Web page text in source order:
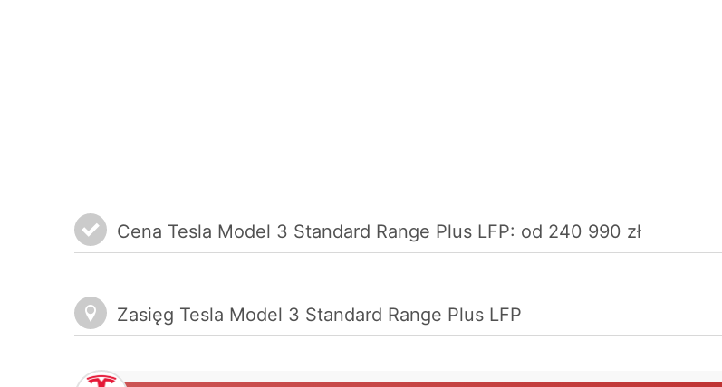
Cena Tesla Model 3 Standard Range Plus LFP: od 240 990 zł
Zasięg Tesla Model 3 Standard Range Plus LFP